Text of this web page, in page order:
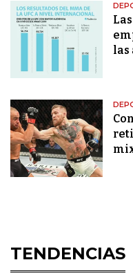
las
TENDENCIAS